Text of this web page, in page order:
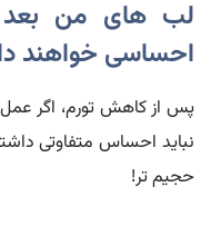
لب های من بعد
احساسی خواهند
پس از کاهش تورم، اگر
نباید احساس متفاوتی
حجیم تر!